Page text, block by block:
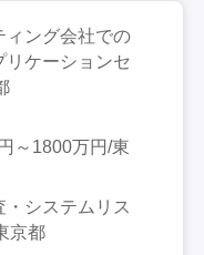
ィング会社での
リケーションセ
～1800万円/東
システムリス
京都